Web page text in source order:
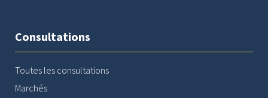
Consultations
Toutes les consultations
Marchés